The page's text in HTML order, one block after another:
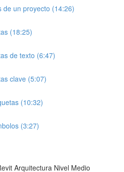
de un proyecto (14:26)
(18:25)
de texto (6:47)
clave (5:07)
(10:32)
(3:27)
Arquitectura Nivel Medio